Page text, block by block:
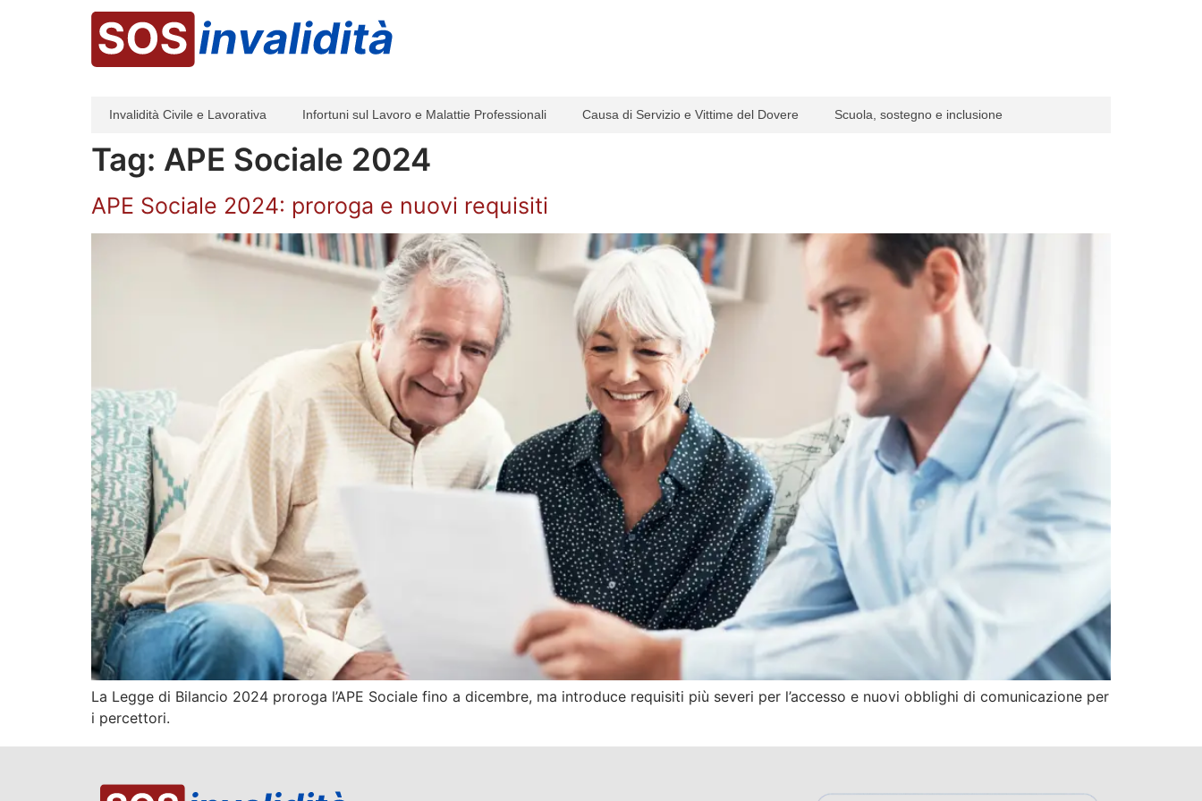
Invalidità Civile e Lavorativa Infortuni sul Lavoro e Malattie Professionali Causa di Servizio e Vittime del Dovere Scuola, sostegno e inclusione
Tag: APE Sociale 2024
APE Sociale 2024: proroga e nuovi requisiti
La Legge di Bilancio 2024 proroga l’APE Sociale fino a dicembre, ma introduce requisiti più severi per l’accesso e nuovi obblighi di comunicazione per
i percettori.